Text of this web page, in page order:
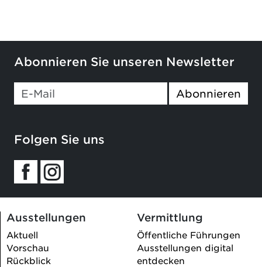
Abonnieren Sie unseren Newsletter
Abonnieren
Folgen Sie uns
Ausstellungen
Aktuell
Vorschau
Rückblick
Vermittlung
Öffentliche Führungen
Ausstellungen digital
entdecken